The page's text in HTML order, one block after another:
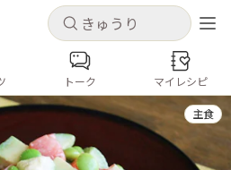
キャンセル
とレシピを保存できます
新規登録
キャンセル
コンテンツ
トーク マイレシピ
主食